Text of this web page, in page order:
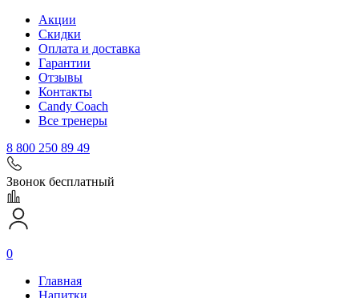
Акции
Скидки
Оплата и доставка
Гарантии
Отзывы
Контакты
Candy Coach
Все тренеры
8 800 250 89 49
Звонок бесплатный
0
Главная
Напитки